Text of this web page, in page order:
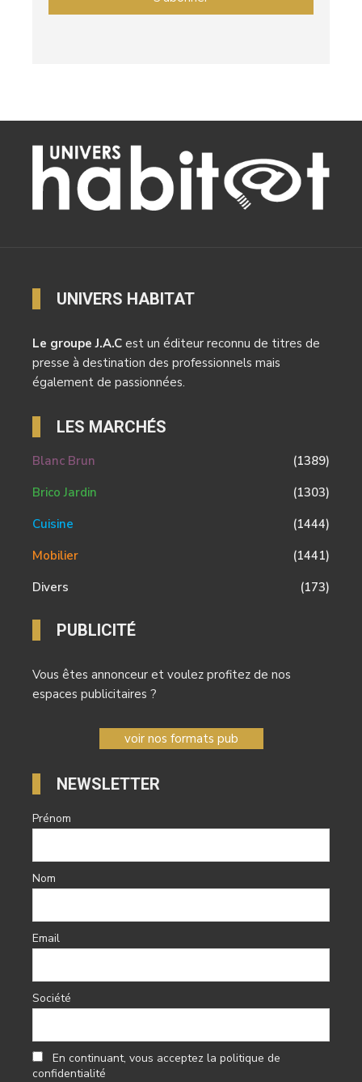
UNIVERS HABITAT
Le groupe J.A.C est un éditeur reconnu de titres de
presse à destination des professionnels mais
également de passionnées.
LES MARCHÉS
Blanc Brun
(1389)
Brico Jardin
(1303)
Cuisine
(1444)
Mobilier
(1441)
Divers
(173)
PUBLICITÉ
Vous êtes annonceur et voulez profitez de nos
espaces publicitaires ?
voir nos formats pub
NEWSLETTER
Prénom
Nom
Email
Société
En continuant, vous acceptez la politique de
confidentialité